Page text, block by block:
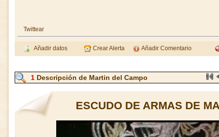
Twittear
Añadir datos Crear Alerta Añadir Comentario
1Descripción de Martin del Campo
ESCUDO DE ARMAS DE